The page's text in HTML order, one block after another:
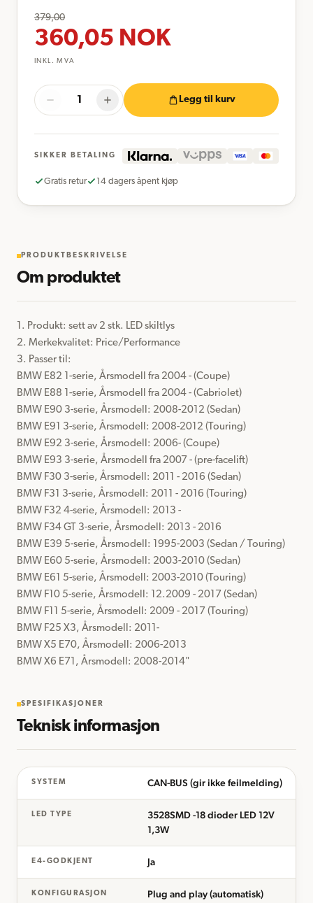
379,00
360,05 NOK
INKL. MVA
Legg til kurv
SIKKER BETALING
Gratis retur 14 dagers åpent kjøp
PRODUKTBESKRIVELSE
Om produktet
1. Produkt: sett av 2 stk. LED skiltlys
2. Merkekvalitet: Price/Performance
3. Passer til:
BMW E82 1-serie, Årsmodell fra 2004 - (Coupe)
BMW E88 1-serie, Årsmodell fra 2004 - (Cabriolet)
BMW E90 3-serie, Årsmodell: 2008-2012 (Sedan)
BMW E91 3-serie, Årsmodell: 2008-2012 (Touring)
BMW E92 3-serie, Årsmodell: 2006- (Coupe)
BMW E93 3-serie, Årsmodell fra 2007 - (pre-facelift)
BMW F30 3-serie, Årsmodell: 2011 - 2016 (Sedan)
BMW F31 3-serie, Årsmodell: 2011 - 2016 (Touring)
BMW F32 4-serie, Årsmodell: 2013 -
BMW F34 GT 3-serie, Årsmodell: 2013 - 2016
BMW E39 5-serie, Årsmodell: 1995-2003 (Sedan / Touring)
BMW E60 5-serie, Årsmodell: 2003-2010 (Sedan)
BMW E61 5-serie, Årsmodell: 2003-2010 (Touring)
BMW F10 5-serie, Årsmodell: 12.2009 - 2017 (Sedan)
BMW F11 5-serie, Årsmodell: 2009 - 2017 (Touring)
BMW F25 X3, Årsmodell: 2011-
BMW X5 E70, Årsmodell: 2006-2013
BMW X6 E71, Årsmodell: 2008-2014"
SPESIFIKASJONER
Teknisk informasjon
SYSTEM CAN-BUS (gir ikke feilmelding)
LED TYPE
3528SMD -18 dioder LED 12V
1,3W
E4-GODKJENT Ja
KONFIGURASJON Plug and play (automatisk)